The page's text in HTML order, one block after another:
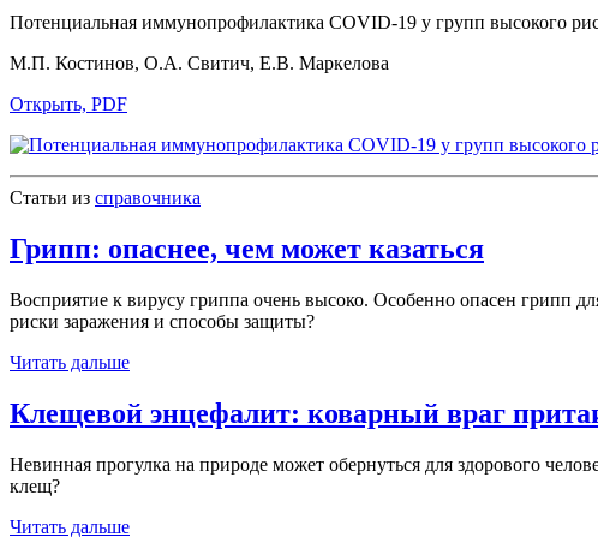
Потенциальная иммунопрофилактика COVID-19 у групп высокого
М.П. Костинов, О.А. Свитич, Е.В. Маркелова
Открыть, PDF
Статьи из справочника
Грипп: опаснее, чем может казаться
Восприятие к вирусу гриппа очень высоко. Особенно опасен
риски заражения и способы защиты?
Читать дальше
Клещевой энцефалит: коварный враг
Невинная прогулка на природе может обернуться для здорового
клещ?
Читать дальше